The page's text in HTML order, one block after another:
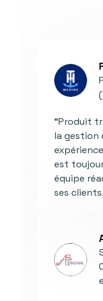
“Produit
la gestion
est
équipe
ses